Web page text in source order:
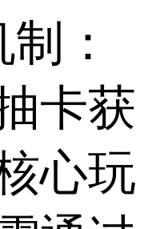
：
卡获
心玩